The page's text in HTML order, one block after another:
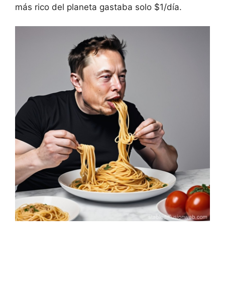
más rico del planeta gastaba solo $1/día.